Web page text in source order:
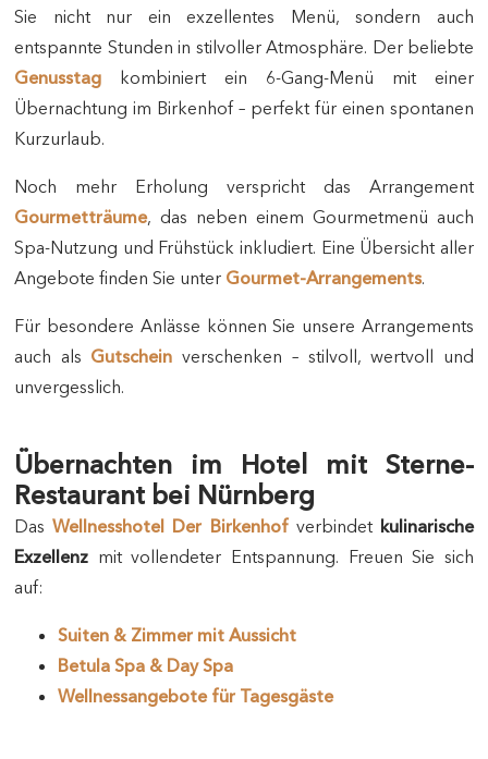
Sie nicht nur ein exzellentes Menü, sondern auch
entspannte Stunden in stilvoller Atmosphäre. Der beliebte
Genusstag kombiniert ein 6-Gang-Menü mit einer
Übernachtung im Birkenhof – perfekt für einen spontanen
Kurzurlaub.
Noch mehr Erholung verspricht das Arrangement
Gourmetträume, das neben einem Gourmetmenü auch
Spa-Nutzung und Frühstück inkludiert. Eine Übersicht aller
Angebote finden Sie unter Gourmet-Arrangements.
Für besondere Anlässe können Sie unsere Arrangements
auch als Gutschein verschenken – stilvoll, wertvoll und
unvergesslich.
Übernachten im Hotel mit Sterne-
Restaurant bei Nürnberg
DasWellnesshotel Der Birkenhofverbindet kulinarische
Exzellenz mit vollendeter Entspannung. Freuen Sie sich
auf:
Suiten & Zimmer mit Aussicht
Betula Spa & Day Spa
Wellnessangebote für Tagesgäste